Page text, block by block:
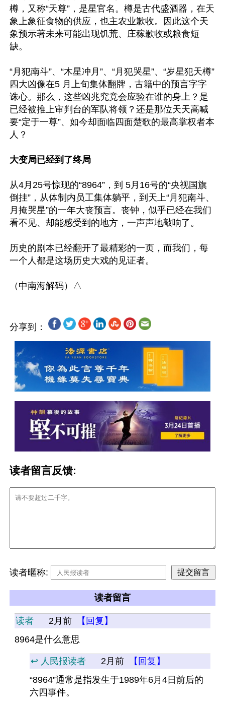
樽，又称“天尊”，是星官名。樽是古代盛酒器，在天
象上象征食物的供应，也主农业歉收。因此这个天
象预示著未来可能出现饥荒、庄稼歉收或粮食短
缺。
“月犯南斗”、“木星冲月”、“月犯哭星”、“岁星犯天樽”
四大凶像在5 月上旬集体翻牌，古籍中的预言字字
诛心。那么，这些凶兆究竟会应验在谁的身上？是
已经被推上审判台的军队将领？还是那位天天高喊
要“定于一尊”、如今却面临四面楚歌的最高掌权者本
人？
大变局已经到了终局
从4月25号惊现的“8964”，到 5月16号的“央视国旗
倒挂”，从体制内员工集体躺平，到天上“月犯南斗、
月掩哭星”的一年大丧预言。丧钟，似乎已经在我们
看不见、却能感受到的地方，一声声地敲响了。
历史的剧本已经翻开了最精彩的一页，而我们，每
一个人都是这场历史大戏的见证者。
分享到：
读者留言反馈:
读者暱称:
读者留言
读者 2月前
【回复】
8964是什么意思
↩️ 人民报读者 2月前
【回复】
“8964”通常是指发生于1989年6月4日前后的
六四事件。